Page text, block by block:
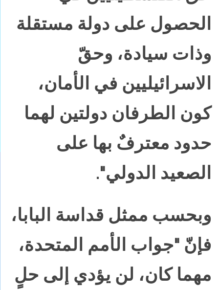
الحصول على دولة مستقلة
وذات سيادة، وحقّ
الاسرائيليين في الأمان،
كون الطرفان دولتين لهما
حدود معترفٌ بها على
الصعيد الدولي".
وبحسب ممثل قداسة البابا،
فإنّ "جواب الأمم المتحدة،
مهما كان، لن يؤدي إلى حلٍ